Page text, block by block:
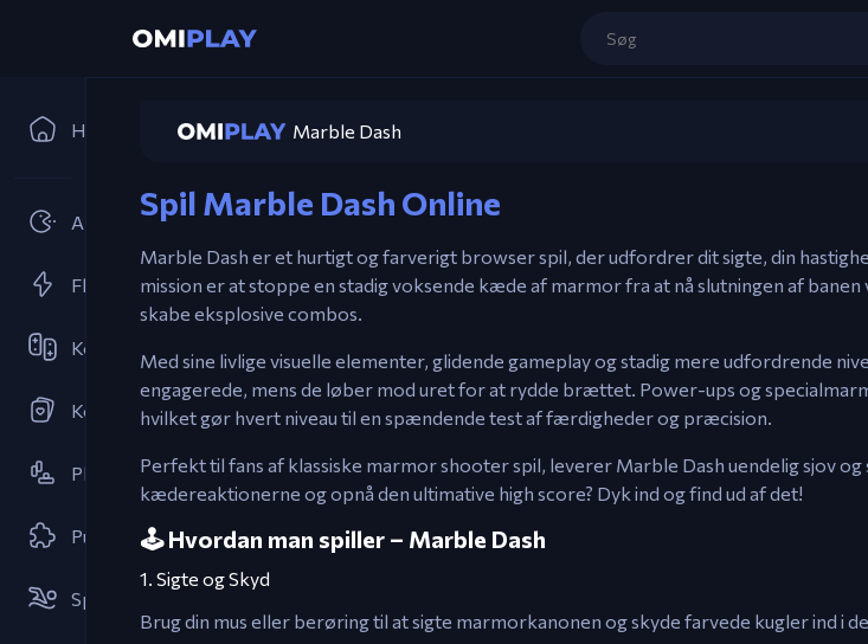
Hjem
Arcader
Flash Spil
Kooperativ
Kortspil
Platformspil
Puslespil
Sportspil
Marble Dash
Spil Marble Dash Online
Marble Dash er et hurtigt og farverigt browser spil, der udfordrer dit sigte, din
mission er at stoppe en stadig voksende kæde af marmor fra at nå slutningen af
skabe eksplosive combos.
Med sine livlige visuelle elementer, glidende gameplay og stadig mere udfordrende
engagerede, mens de løber mod uret for at rydde brættet. Power-ups og
hvilket gør hvert niveau til en spændende test af færdigheder og præcision.
Perfekt til fans af klassiske marmor shooter spil, leverer Marble Dash uendelig sjov
kædereaktionerne og opnå den ultimative high score? Dyk ind og find ud af det!
🕹️ Hvordan man spiller – Marble Dash
1. Sigte og Skyd
Brug din mus eller berøring til at sigte marmorkanonen og skyde farvede kugler ind i